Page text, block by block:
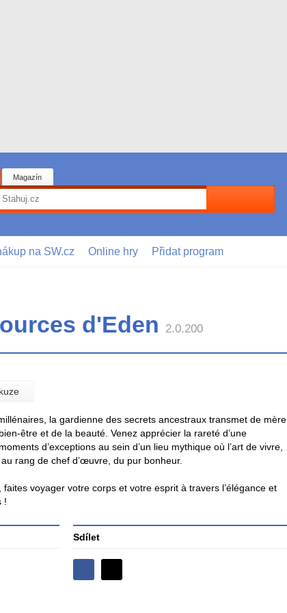
Magazín
na SW.cz Online hry Přidat program
d'Eden 2.0.200
la gardienne des secrets ancestraux transmet de mère
être et de la beauté. Venez apprécier la rareté d’une
d’exceptions au sein d’un lieu mythique où l’art de vivre,
rang de chef d’œuvre, du pur bonheur.
faites voyager votre corps et votre esprit à travers l’élégance et
!
Sdílet
Sdílejte